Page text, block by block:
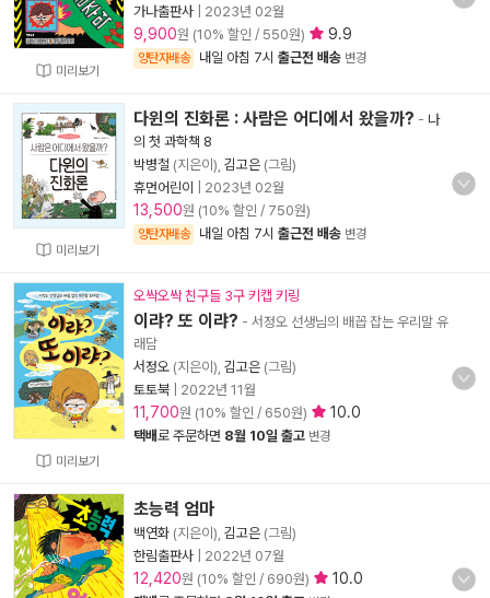
미리보기
가나출판사
2023년 02월
9,900원 (10% 할인 / 550원) 9.9
양탄자배송 내일 아침 7시 출근전 배송 변경
미리보기
다윈의 진화론 : 사람은 어디에서 왔을까? - 나
의 첫 과학책 8
박병철 (지은이), 김고은 (그림)
휴먼어린이
2023년 02월
13,500원 (10% 할인 / 750원)
양탄자배송 내일 아침 7시 출근전 배송 변경
미리보기
오싹오싹 친구들 3구 키캡 키링
이랴? 또 이랴? - 서정오 선생님의 배꼽 잡는 우리말 유
래담
서정오 (지은이), 김고은 (그림)
토토북
2022년 11월
11,700원 (10% 할인 / 650원) 10.0
택배로 주문하면 8월 10일 출고 변경
초능력 엄마
백연화 (지은이), 김고은 (그림)
한림출판사
2022년 07월
12,420원 (10% 할인 / 690원) 10.0